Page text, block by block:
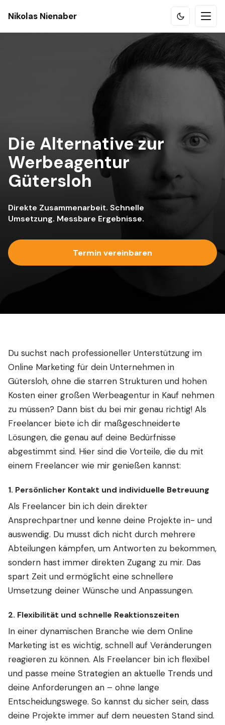
Nikolas Nienaber
Die Alternative zur
Werbeagentur
Gütersloh
Direkte Zusammenarbeit. Schnelle
Umsetzung. Messbare Ergebnisse.
Termin vereinbaren
Du suchst nach professioneller Unterstützung im
Online Marketing für dein Unternehmen in
Gütersloh, ohne die starren Strukturen und hohen
Kosten einer großen Werbeagentur in Kauf nehmen
zu müssen? Dann bist du bei mir genau richtig! Als
Freelancer biete ich dir maßgeschneiderte
Lösungen, die genau auf deine Bedürfnisse
abgestimmt sind. Hier sind die Vorteile, die du mit
einem Freelancer wie mir genießen kannst:
1. Persönlicher Kontakt und individuelle Betreuung
Als Freelancer bin ich dein direkter
Ansprechpartner und kenne deine Projekte in- und
auswendig. Du musst dich nicht durch mehrere
Abteilungen kämpfen, um Antworten zu bekommen,
sondern hast immer direkten Zugang zu mir. Das
spart Zeit und ermöglicht eine schnellere
Umsetzung deiner Wünsche und Anpassungen.
2. Flexibilität und schnelle Reaktionszeiten
In einer dynamischen Branche wie dem Online
Marketing ist es wichtig, schnell auf Veränderungen
reagieren zu können. Als Freelancer bin ich flexibel
und passe meine Strategien an aktuelle Trends und
deine Anforderungen an – ohne lange
Entscheidungswege. So kannst du sicher sein, dass
deine Projekte immer auf dem neuesten Stand sind.